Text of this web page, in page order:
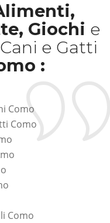
Giochi e
e Gatti
:
Como
Como
Como